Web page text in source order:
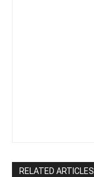
RELATED ARTICLES